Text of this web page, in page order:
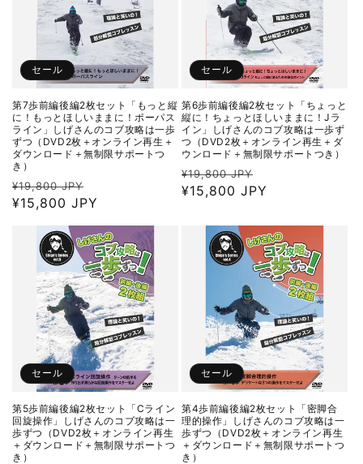
セール
第7歩前編後編2枚セット「もっと縦
に！もっとほしいままに！ポーパス
ライン」しげさんのコブ攻略は一歩
ずつ（DVD2枚＋オンライン再生＋
ダウンロード＋無制限サポートつ
き）
通
常
¥19,800 JPY
ー
価
格
¥15,800 JPY
セール
第6歩前編後編2枚セット「ちょっと
縦に！ちょっとほしいままに！Jラ
イン」しげさんのコブ攻略は一歩ず
つ（DVD2枚＋オンライン再生＋ダ
ウンロード＋無制限サポートつき）
通
常
¥19,800 JPY
ー
価
格
¥15,800 JPY
セール
第5歩前編後編2枚セット「Cライン
回旋操作」しげさんのコブ攻略は一
歩ずつ（DVD2枚＋オンライン再生
＋ダウンロード＋無制限サポートつ
き）
セール
第4歩前編後編2枚セット「密脚合
理的操作」しげさんのコブ攻略は一
歩ずつ（DVD2枚＋オンライン再生
＋ダウンロード＋無制限サポートつ
き）